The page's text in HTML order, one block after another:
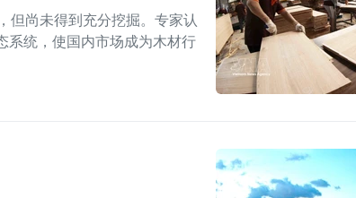
但尚未得到充分挖掘。专家认
系统，使国内市场成为木材行